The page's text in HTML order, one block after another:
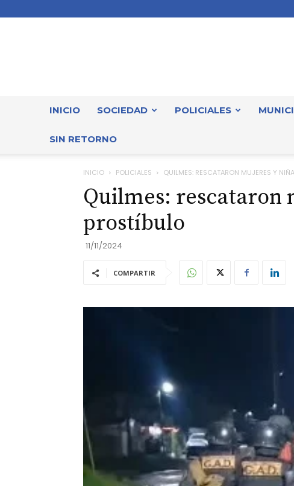
INICIO SOCIEDAD POLICIALES
SIN RETORNO
INICIO POLICIALES QUILMES: RESCATARON MUJERES Y
Quilmes: rescataron
prostíbulo
11/11/2024
COMPARTIR